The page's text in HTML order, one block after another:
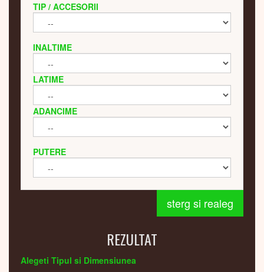
TIP / ACCESORII
INALTIME
LATIME
ADANCIME
PUTERE
sterg si realeg
REZULTAT
Alegeti Tipul si Dimensiunea